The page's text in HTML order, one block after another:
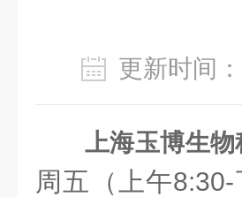
更新时
上海玉博生物
周五（上午